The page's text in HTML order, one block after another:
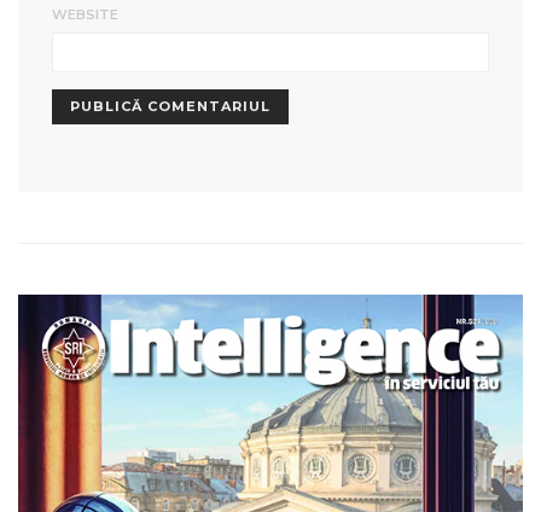
WEBSITE